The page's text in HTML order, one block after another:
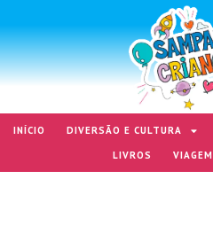
INÍCIO DIVERSÃO E CULTURA
LIVROS
VIAGEM